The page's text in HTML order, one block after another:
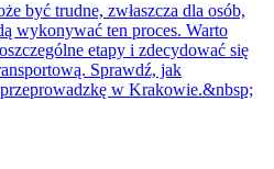
być trudne, zwłaszcza dla osób,
wykonywać ten proces. Warto
etapy i zdecydować się
Sprawdź, jak
w Krakowie.&nbsp;